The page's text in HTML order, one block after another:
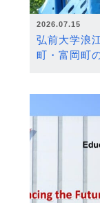
2026.07.15
弘前大学浪
町・富岡町